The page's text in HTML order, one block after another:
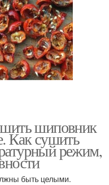
шиповник
Как сушить
режим,
быть целыми.